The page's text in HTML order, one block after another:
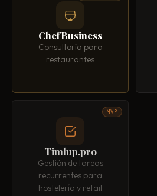
ChefBusiness
Consultoría para
restaurantes
Timlup.pro
Gestión de tareas
recurrentes para
hostelería y retail
MVP